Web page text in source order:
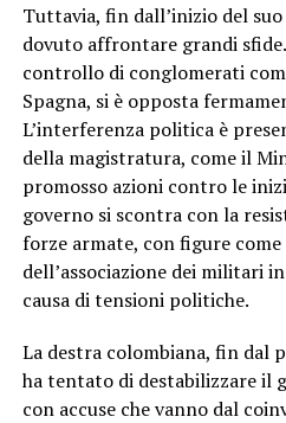
Tuttavia, fin dall’inizio del
dovuto affrontare grandi
controllo di conglomerati
Spagna, si è opposta
L’interferenza politica è
della magistratura, come il
promosso azioni contro le
governo si scontra con la
forze armate, con figure
dell’associazione dei militari
causa di tensioni politiche.
La destra colombiana, fin dal
ha tentato di destabilizzare il
con accuse che vanno dal